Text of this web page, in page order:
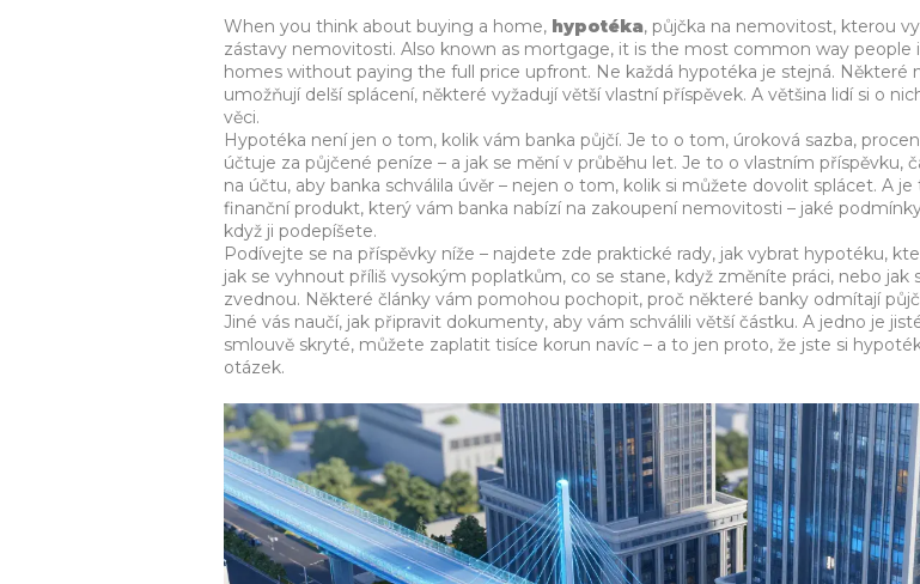
When you think about buying a home, hypotéka, půjčka na nemovitost, kterou
zástavy nemovitosti. Also known as mortgage, it is the most common way people
homes without paying the full price upfront. Ne každá hypotéka je stejná. Některé
umožňují delší splácení, některé vyžadují větší vlastní příspěvek. A většina lidí si o
věci.
Hypotéka není jen o tom, kolik vám banka půjčí. Je to o tom, úroková sazba,
účtuje za půjčené peníze – a jak se mění v průběhu let. Je to o vlastním příspěvku,
na účtu, aby banka schválila úvěr – nejen o tom, kolik si můžete dovolit splácet. A
finanční produkt, který vám banka nabízí na zakoupení nemovitosti – jaké
když ji podepíšete.
Podívejte se na příspěvky níže – najdete zde praktické rady, jak vybrat hypotéku,
jak se vyhnout příliš vysokým poplatkům, co se stane, když změníte práci, nebo jak
zvednou. Některé články vám pomohou pochopit, proč některé banky odmítají
Jiné vás naučí, jak připravit dokumenty, aby vám schválili větší částku. A jedno je
smlouvě skryté, můžete zaplatit tisíce korun navíc – a to jen proto, že jste si
otázek.